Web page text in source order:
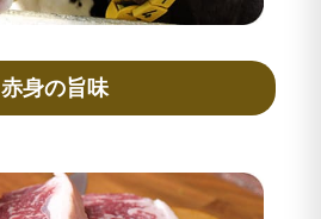
赤身の旨味